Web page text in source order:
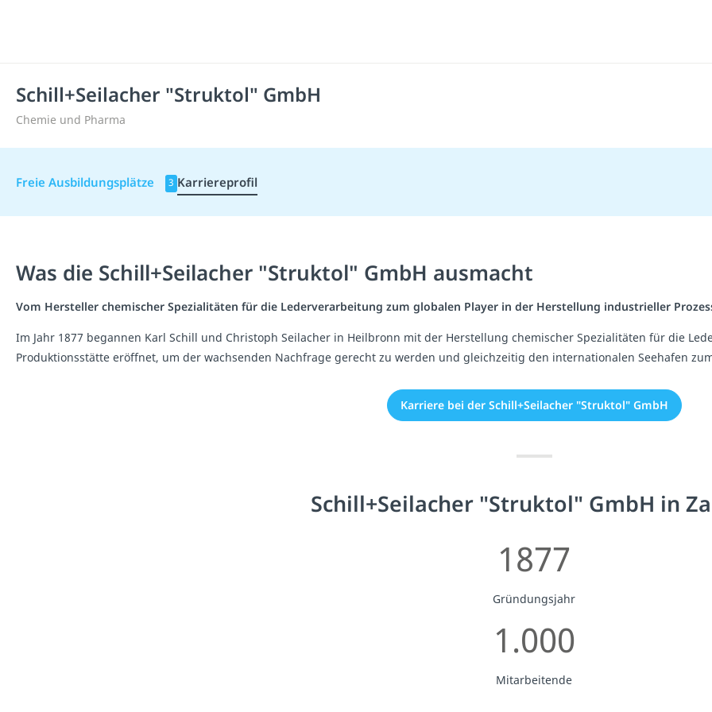
Schill+Seilacher "Struktol" GmbH
Chemie und Pharma
Freie Ausbildungsplätze 3 Karriereprofil
Was die Schill+Seilacher "Struktol" GmbH ausmacht
Vom Hersteller chemischer Spezialitäten für die Lederverarbeitung zum globalen Player in der Herstellung industrieller
Im Jahr 1877 begannen Karl Schill und Christoph Seilacher in Heilbronn mit der Herstellung chemischer Spezialitäten für die
Produktionsstätte eröffnet, um der wachsenden Nachfrage gerecht zu werden und gleichzeitig den internationalen Seehafen
Karriere bei der Schill+Seilacher "Struktol" GmbH
Schill+Seilacher "Struktol" GmbH in
1877
Gründungsjahr
1.000
Mitarbeitende